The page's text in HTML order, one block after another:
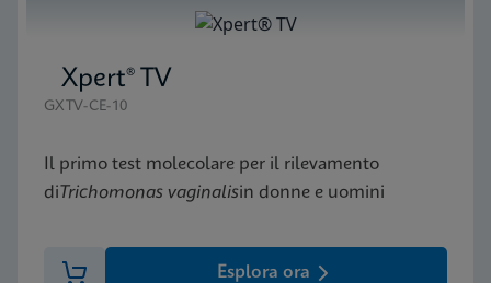
Xpert® TV
GXTV-CE-10
Il primo test molecolare per il rilevamento
diTrichomonas vaginalisin donne e uomini
Esplora ora